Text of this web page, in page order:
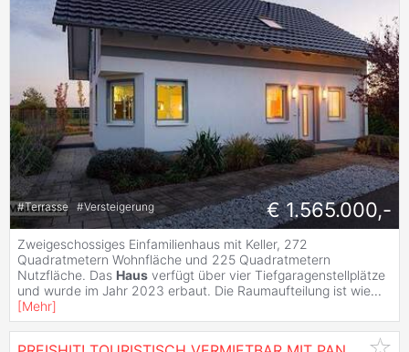
#Terrasse #Versteigerung € 1.565.000,-
Zweigeschossiges Einfamilienhaus mit Keller, 272
Quadratmetern Wohnfläche und 225 Quadratmetern
Nutzfläche. Das Haus verfügt über vier Tiefgaragenstellplätze
und wurde im Jahr 2023 erbaut. Die Raumaufteilung ist wie...
[Mehr]